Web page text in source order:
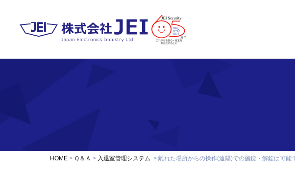
HOME Ｑ＆Ａ 入退室管理システム 離れた場所からの操作(遠隔)での施錠・解錠は可能